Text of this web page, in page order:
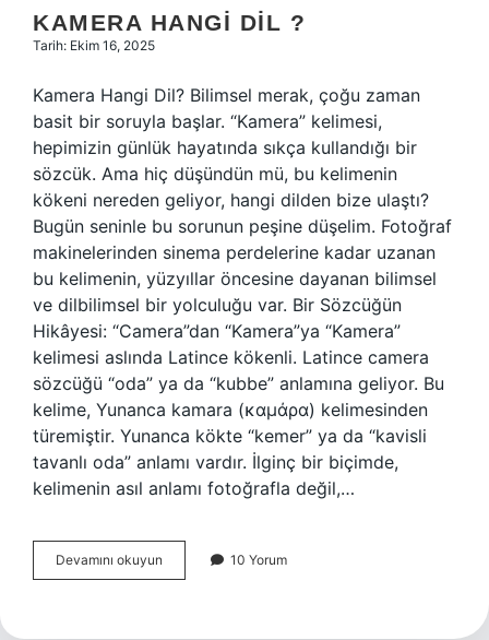
KAMERA HANGI DIL ?
Tarih: Ekim 16, 2025
Kamera Hangi Dil? Bilimsel merak, çoğu zaman
basit bir soruyla başlar. “Kamera” kelimesi,
hepimizin günlük hayatında sıkça kullandığı bir
sözcük. Ama hiç düşündün mü, bu kelimenin
kökeni nereden geliyor, hangi dilden bize ulaştı?
Bugün seninle bu sorunun peşine düşelim. Fotoğraf
makinelerinden sinema perdelerine kadar uzanan
bu kelimenin, yüzyıllar öncesine dayanan bilimsel
ve dilbilimsel bir yolculuğu var. Bir Sözcüğün
Hikâyesi: “Camera”dan “Kamera”ya “Kamera”
kelimesi aslında Latince kökenli. Latince camera
sözcüğü “oda” ya da “kubbe” anlamına geliyor. Bu
kelime, Yunanca kamara (καμάρα) kelimesinden
türemiştir. Yunanca kökte “kemer” ya da “kavisli
tavanlı oda” anlamı vardır. İlginç bir biçimde,
kelimenin asıl anlamı fotoğrafla değil,…
Devamını okuyun
hangi
10 Yorum